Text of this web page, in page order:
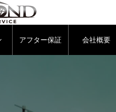
アフター保証 会社概要